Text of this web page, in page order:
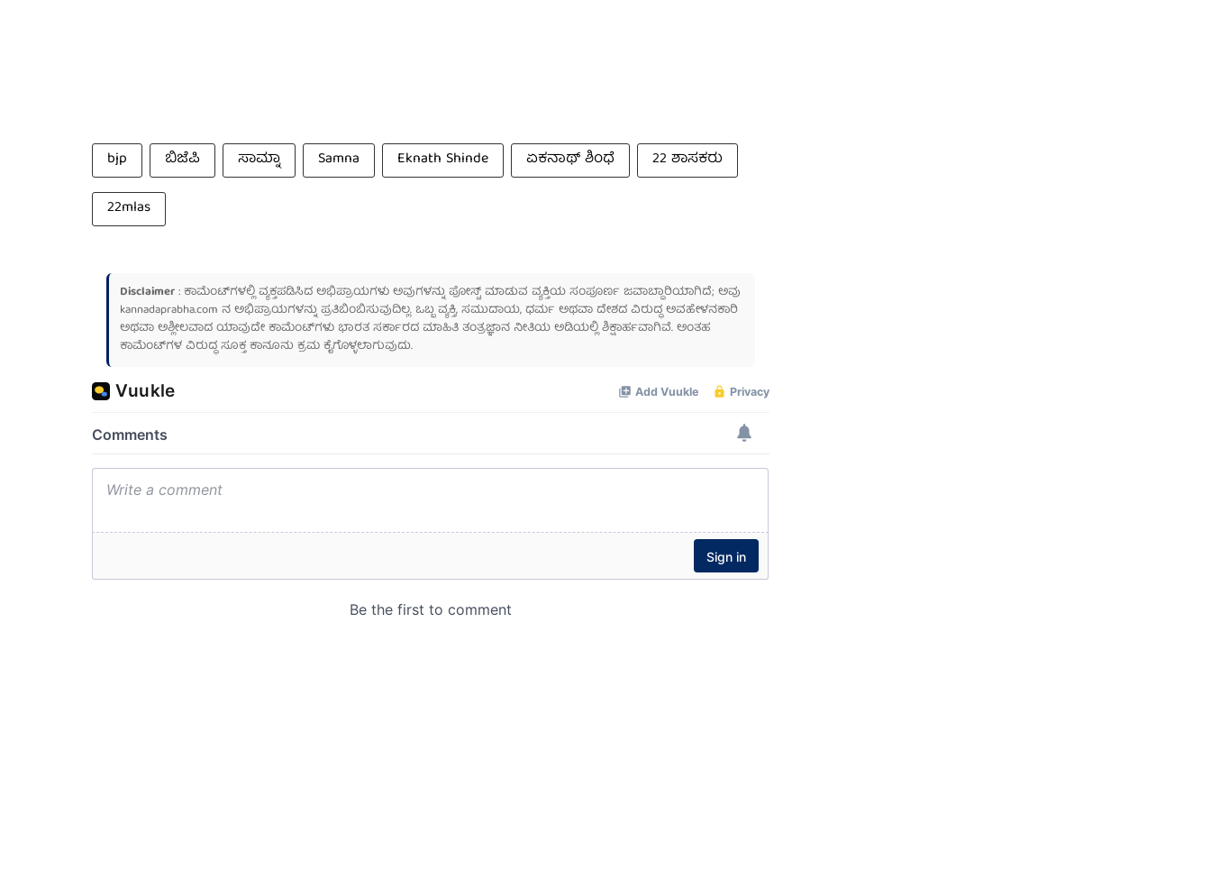
bjp ಬಿಜೆಪಿ ಸಾಮ್ನಾ Samna Eknath Shinde ಏಕನಾಥ್ ಶಿಂಧೆ
22 ಶಾಸಕರು
22mlas
Disclaimer: ಕಾಮೆಂಟ್‌ಗಳಲ್ಲಿ ವ್ಯಕ್ತಪಡಿಸಿದ ಅಭಿಪ್ರಾಯಗಳು ಅವುಗಳನ್ನು ಪೋಸ್ಟ್ ಮಾಡುವ ವ್ಯಕ್ತಿಯ ಸಂಪೂರ್ಣ ಜವಾಬ್ದಾರಿಯಾಗಿದೆ; ಅವು
kannadaprabha.com ನ ಅಭಿಪ್ರಾಯಗಳನ್ನು ಪ್ರತಿಬಿಂಬಿಸುವುದಿಲ್ಲ. ಒಬ್ಬ ವ್ಯಕ್ತಿ, ಸಮುದಾಯ, ಧರ್ಮ ಅಥವಾ ದೇಶದ ವಿರುದ್ಧ ಅವಹೇಳನಕಾರಿ
ಅಥವಾ ಅಶ್ಲೀಲವಾದ ಯಾವುದೇ ಕಾಮೆಂಟ್‌ಗಳು ಭಾರತ ಸರ್ಕಾರದ ಮಾಹಿತಿ ತಂತ್ರಜ್ಞಾನ ನೀತಿಯ ಅಡಿಯಲ್ಲಿ ಶಿಕ್ಷಾರ್ಹವಾಗಿವೆ. ಅಂತಹ
ಕಾಮೆಂಟ್‌ಗಳ ವಿರುದ್ಧ ಸೂಕ್ತ ಕಾನೂನು ಕ್ರಮ ಕೈಗೊಳ್ಳಲಾಗುವುದು.